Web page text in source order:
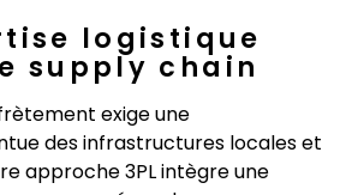
logistique
supply chain
exige une
des infrastructures locales et
approche 3PL intègre une